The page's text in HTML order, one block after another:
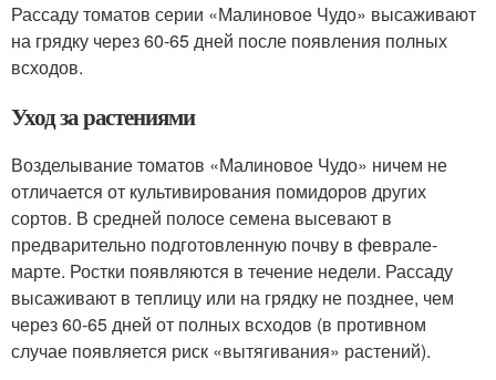
Рассаду томатов серии «Малиновое Чудо» высаживают
на грядку через 60-65 дней после появления полных
всходов.
Уход за растениями
Возделывание томатов «Малиновое Чудо» ничем не
отличается от культивирования помидоров других
сортов. В средней полосе семена высевают в
предварительно подготовленную почву в феврале-
марте. Ростки появляются в течение недели. Рассаду
высаживают в теплицу или на грядку не позднее, чем
через 60-65 дней от полных всходов (в противном
случае появляется риск «вытягивания» растений).